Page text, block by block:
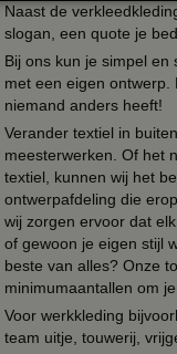
Naast de
slogan, een quote je
Bij ons kun je simpel en
met een eigen
niemand anders heeft!
Verander textiel in
meesterwerken. Of het
textiel, kunnen wij het
ontwerpafdeling die
wij zorgen ervoor dat
of gewoon je eigen stijl
beste van alles? Onze
minimumaantallen om
Voor werkkleding
team uitje, touwerij,